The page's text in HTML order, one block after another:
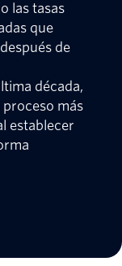
las tasas
que
de
década,
más
establecer